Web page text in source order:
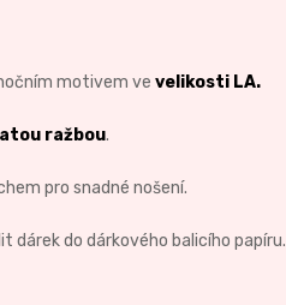
motivem ve velikosti LA.
ražbou.
pro snadné nošení.
dárek do dárkového balicího papíru.